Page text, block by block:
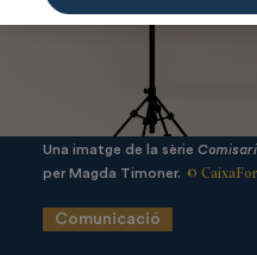
Una imatge de la sèrie
per Magda Timoner. ©
Comunicació